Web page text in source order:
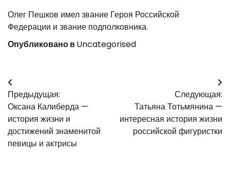
Олег Пешков имел звание Героя Российской
Федерации и звание подполковника.
Опубликовано вUncategorised
Навигация
по
записям
Предыдущая:
Оксана Калиберда —
история жизни и
достижений знаменитой
певицы и актрисы
Следующая:
Татьяна Тотьмянина —
интересная история жизни
российской фигуристки